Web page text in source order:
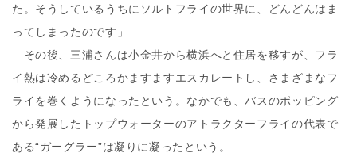
た。そうしているうちにソルトフライの世界に、どんどんはま
ってしまったのです」
その後、三浦さんは小金井から横浜へと住居を移すが、フラ
イ熱は冷めるどころかますますエスカレートし、さまざまなフ
ライを巻くようになったという。なかでも、バスのポッピング
から発展したトップウォーターのアトラクターフライの代表で
ある“ガーグラー”は凝りに凝ったという。